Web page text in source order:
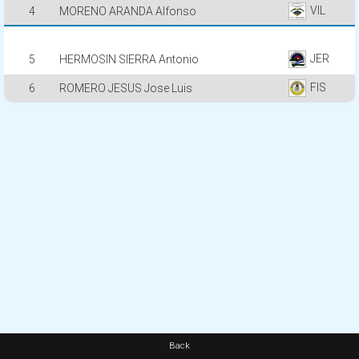
4 MORENO ARANDA Alfonso VIL
5 HERMOSIN SIERRA Antonio JER
6 ROMERO JESUS Jose Luis FIS
Back